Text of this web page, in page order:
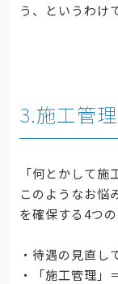
う、というわけ
3.施工管
「何とかして施
このようなお悩
を確保する4つ
・待遇の見直し
・「施工管理」